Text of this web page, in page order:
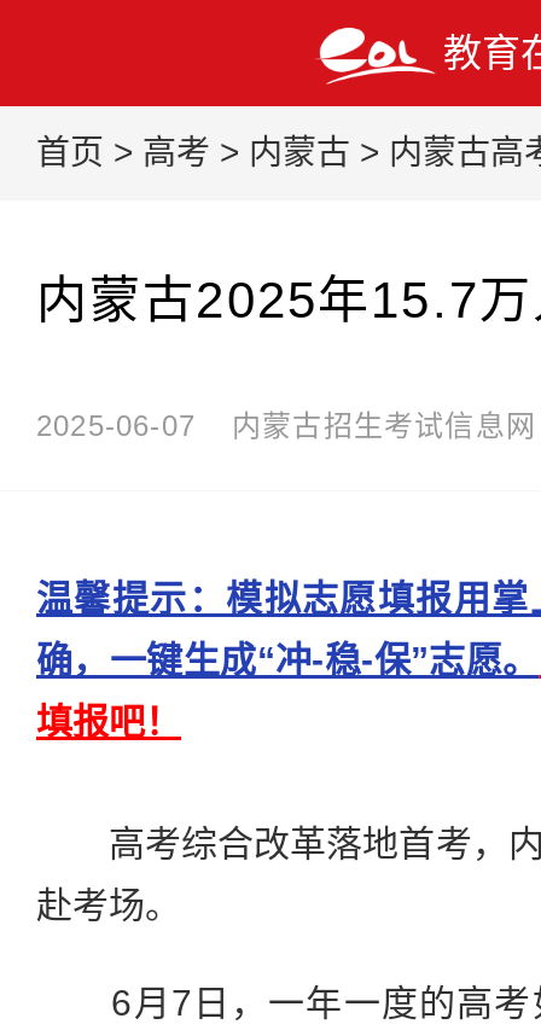
教育
首页 > 高考 > 内蒙古 > 内蒙古高
内蒙古2025年15.7
2025-06-07 内蒙古招生考试信息网
温馨提示：模拟志愿填报用
确，一键生成“冲-稳-保”志愿。
填报吧！
高考综合改革落地首考，内
赴考场。
6月7日，一年一度的高考